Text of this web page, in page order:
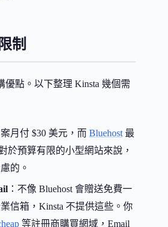
制
點。以下整理 Kinsta 幾個需
案月付 $30 美元，而 Bluehost 最
於預算有限的小型網站來說，
的。
：不像 Bluehost 會贈送免費一
信箱，Kinsta 不提供這些。你
等註冊商購買網域，Email